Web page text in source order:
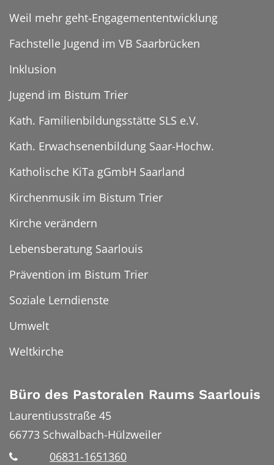
Weil mehr geht-Engagemententwicklung
Fachstelle Jugend im VB Saarbrücken
Inklusion
Jugend im Bistum Trier
Kath. Familienbildungsstätte SLS e.V.
Kath. Erwachsenenbildung Saar-Hochw.
Katholische KiTa gGmbH Saarland
Kirchenmusik im Bistum Trier
Kirche verändern
Lebensberatung Saarlouis
Prävention im Bistum Trier
Soziale Lerndienste
Umwelt
Weltkirche
Büro des Pastoralen Raums Saarlouis
Laurentiusstraße 45
66773 Schwalbach-Hülzweiler
06831-1651360